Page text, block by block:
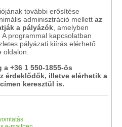
további erősítése
adminisztráció mellett az
a pályázók , amelyben
programmal kapcsolatban
pályázati kiírás elérhető
oldalon.
+36 1 550-1855-ös
érdeklődők, illetve elérhetik a
keresztül is.